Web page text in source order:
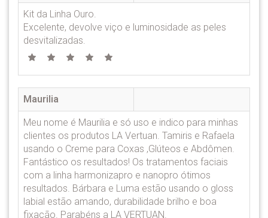
Kit da Linha Ouro.
Excelente, devolve viço e luminosidade as peles
desvitalizadas.
Maurilia
Meu nome é Maurilia e só uso e indico para minhas
clientes os produtos LA Vertuan. Tamiris e Rafaela
usando o Creme para Coxas ,Glúteos e Abdômen.
Fantástico os resultados! Os tratamentos faciais
com a linha harmonizapro e nanopro ótimos
resultados. Bárbara e Luma estão usando o gloss
labial estão amando, durabilidade brilho e boa
fixação. Parabéns a LA VERTUAN.